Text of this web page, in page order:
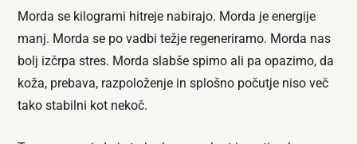
Morda se kilogrami hitreje nabirajo. Morda je energije
manj. Morda se po vadbi težje regeneriramo. Morda nas
bolj izčrpa stres. Morda slabše spimo ali pa opazimo, da
koža, prebava, razpoloženje in splošno počutje niso več
tako stabilni kot nekoč.